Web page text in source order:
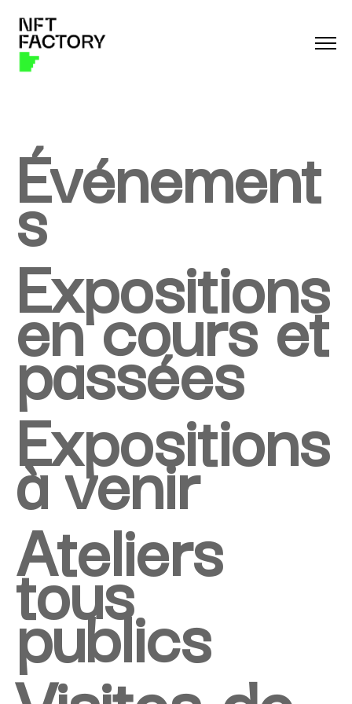
Événement
s
Expositions
en cours et
passées
Expositions
à venir
Ateliers
tous
publics